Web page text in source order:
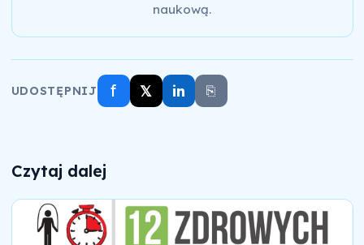
naukową.
UDOSTĘPNIJ f 𝕏 in ⎘
Czytaj dalej